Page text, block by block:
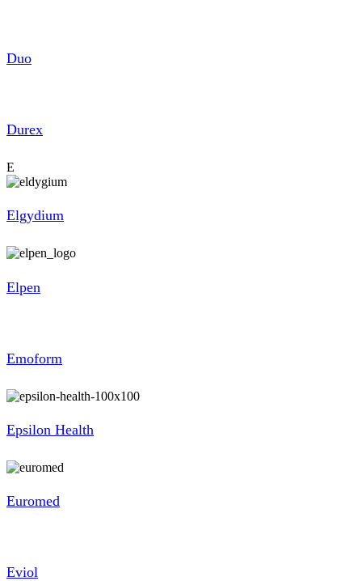
Duo
Durex
E
Elgydium
Elpen
Emoform
Epsilon Health
Euromed
Eviol